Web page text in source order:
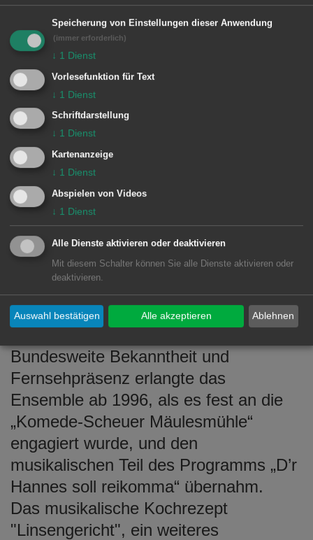
wurden produziert.
Seit Gründung eine bemerkenswerte
Karriere genommen
Seit seiner Gründung 1991 hat das
Ensemble eine bemerkenswerte
Karriere mit zahlreichen
Bühnenauftritten und regelmäßigen
Fernsehauftritten genommen.
Legendär ist heute noch ihr Auftritt zur
Eröffnung der Landeskunstwochen in
Aalen 1993. Als Mobile an einem Kran
hängend, begleiteten sie die
Bundesweite Bekanntheit und
Fernsehpräsenz erlangte das
Ensemble ab 1996, als es fest an die
„Komede-Scheuer Mäulesmühle“
engagiert wurde, und den
musikalischen Teil des Programms „D’r
Hannes soll reikomma“ übernahm.
Das musikalische Kochrezept
"Linsengericht", ein weiteres
Speicherung von Einstellungen dieser Anwendung
(immer erforderlich)
↓ 1 Dienst
Vorlesefunktion für Text
↓ 1 Dienst
Schriftdarstellung
↓ 1 Dienst
Kartenanzeige
↓ 1 Dienst
Abspielen von Videos
↓ 1 Dienst
Alle Dienste aktivieren oder deaktivieren
Mit diesem Schalter können Sie alle Dienste aktivieren oder
deaktivieren.
Ablehnen
Auswahl bestätigen Alle akzeptieren